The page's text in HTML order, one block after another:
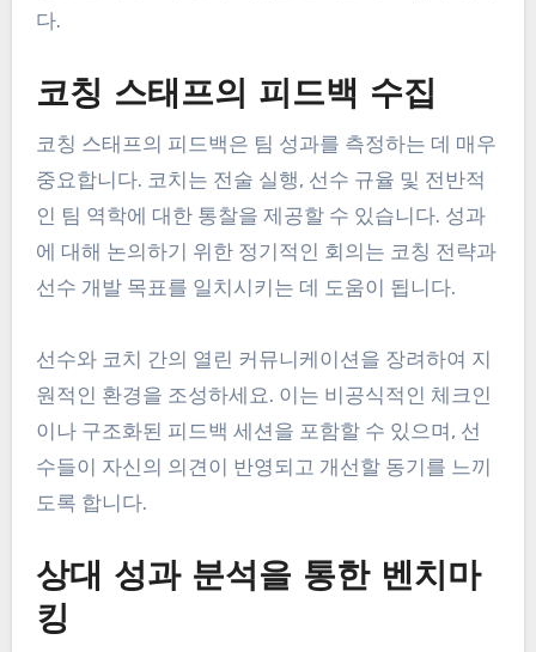
이 됩니다.
GPS 추적기와 같은 웨어러블 기술을 활용하면 훈련
제공할 수 있습니다. 이 정보는 코치가 선수의 작업
량을 관리하고 부상의 위험을 줄이는 데 도움이 됩니
다.
코칭 스태프의 피드백 수집
코칭 스태프의 피드백은 팀 성과를 측정하는 데 매우
중요합니다. 코치는 전술 실행, 선수 규율 및 전반적
인 팀 역학에 대한 통찰을 제공할 수 있습니다. 성과
에 대해 논의하기 위한 정기적인 회의는 코칭 전략과
선수 개발 목표를 일치시키는 데 도움이 됩니다.
선수와 코치 간의 열린 커뮤니케이션을 장려하여 지
원적인 환경을 조성하세요. 이는 비공식적인 체크인
이나 구조화된 피드백 세션을 포함할 수 있으며, 선